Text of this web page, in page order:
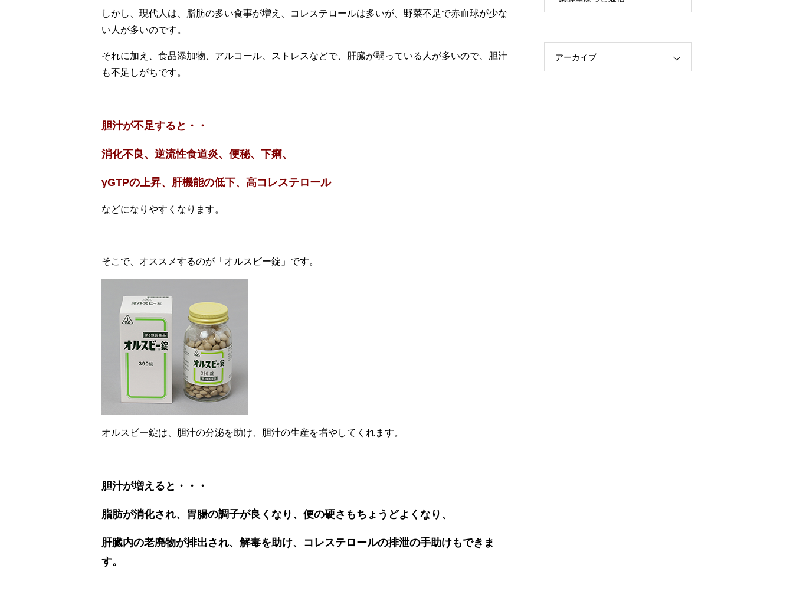
しかし、現代人は、脂肪の多い食事が増え、コレステロールは多いが、野菜不足で赤血球が少な
い人が多いのです。
それに加え、食品添加物、アルコール、ストレスなどで、肝臓が弱っている人が多いので、胆汁
も不足しがちです。
胆汁が不足すると・・
消化不良、逆流性食道炎、便秘、下痢、
γGTPの上昇、肝機能の低下、高コレステロール
などになりやすくなります。
そこで、オススメするのが「オルスビー錠」です。
オルスビー錠は、胆汁の分泌を助け、胆汁の生産を増やしてくれます。
胆汁が増えると・・・
脂肪が消化され、胃腸の調子が良くなり、便の硬さもちょうどよくなり、
肝臓内の老廃物が排出され、解毒を助け、コレステロールの排泄の手助けもできま
す。
アーカイブ